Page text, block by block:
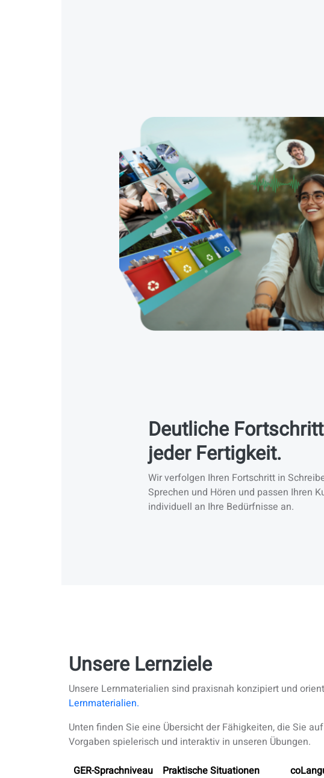
Deutliche
jeder Fertigkeit.
Wir verfolgen Ihren Fortschritt in
Sprechen und Hören und passen Ihren
individuell an Ihre Bedürfnisse an.
Unsere Lernziele
Unsere Lernmaterialien sind praxisnah konzipiert und
Lernmaterialien.
Unten finden Sie eine Übersicht der Fähigkeiten, die Sie
Vorgaben spielerisch und interaktiv in unseren Übungen.
GER-Sprachniveau
Praktische Situationen